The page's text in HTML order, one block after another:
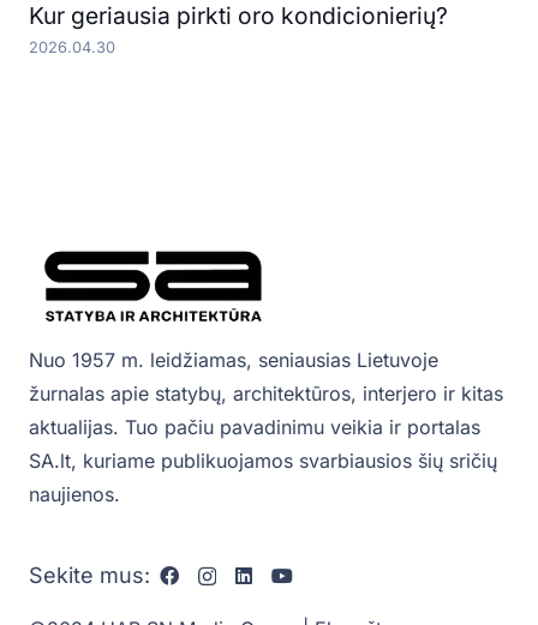
Kur geriausia pirkti oro kondicionierių?
2026.04.30
Nuo 1957 m. leidžiamas, seniausias Lietuvoje
žurnalas apie statybų, architektūros, interjero ir kitas
aktualijas. Tuo pačiu pavadinimu veikia ir portalas
SA.lt, kuriame publikuojamos svarbiausios šių sričių
naujienos.
Sekite mus: